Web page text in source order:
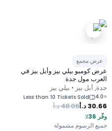
ذا ڤيو مول
2نشاط
ذا فيلج مول
2نشاط
مجمع
بيلي بيز وأبل بيز في
مول جدة
أبل بيز • بيلي بيز
Less than 10 Tickets Sold
د.أ48.06د.أ
الرسوم مشمولة